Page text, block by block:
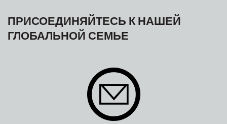
ПРИСОЕДИНЯЙТЕСЬ К НАШЕЙ
ГЛОБАЛЬНОЙ СЕМЬЕ